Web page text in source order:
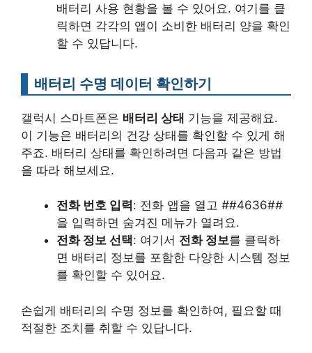
배터리 사용 현황을 볼 수 있어요. 여기를 클
릭하면 각각의 앱이 소비한 배터리 양을 확인
할 수 있답니다.
배터리 수명 데이터 확인하기
갤럭시 스마트폰은 배터리 상태 기능을 제공해요.
이 기능은 배터리의 건강 상태를 확인할 수 있게 해
주죠. 배터리 상태를 확인하려면 다음과 같은 방법
을 따라 해보세요.
전화 번호 입력: 전화 앱을 열고 ##4636##
을 입력하면 숨겨진 메뉴가 열려요.
전화 정보 선택: 여기서 전화 정보를 클릭하
면 배터리 정보를 포함한 다양한 시스템 정보
를 확인할 수 있어요.
손쉽게 배터리의 수명 정보를 확인하여, 필요할 때
적절한 조치를 취할 수 있답니다.